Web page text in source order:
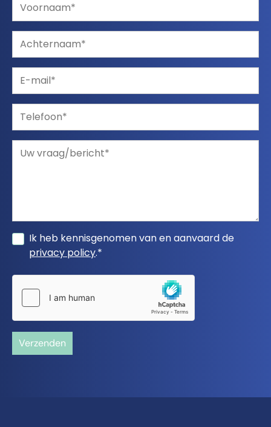
Ik heb kennisgenomen van en aanvaard de
privacy policy.*
Verzenden